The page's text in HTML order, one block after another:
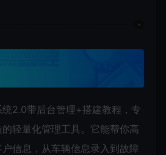
2.0带后台管理+搭建教程，专
轻量化管理工具。它能帮你高
信息，从车辆信息录入到故障